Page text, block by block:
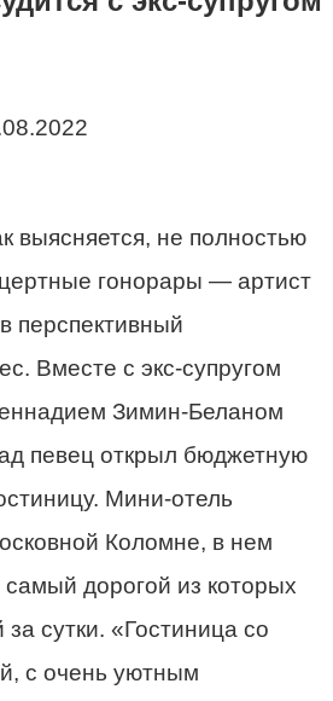
выясняется, не полностью
гонорары — артист
перспективный
Вместе с экс-супругом
Зимин-Беланом
певец открыл бюджетную
Мини-отель
Коломне, в нем
дорогой из которых
сутки. «Гостиница со
с очень уютным